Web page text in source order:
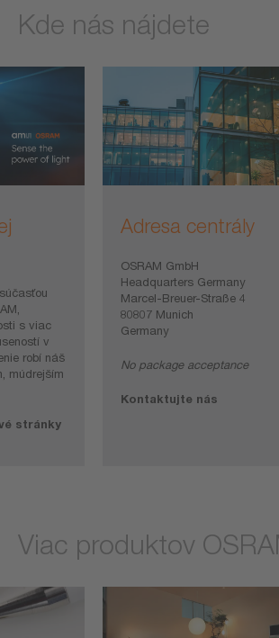
Kde nás nájdete
s viac
v
robí náš
múdrejším
stránky
Adresa centrály
OSRAM GmbH
Headquarters Germany
Marcel-Breuer-Straße 4
80807 Munich
Germany
No package acceptance
Kontaktujte nás
Viac produktov